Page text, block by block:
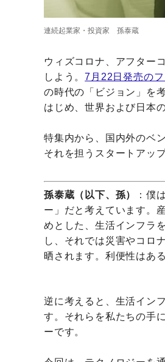
連続起業家・投資家 孫泰蔵
ウィズコロナ、アフター
しよう。7月22日発売の
の時代の「ビジョン」を
はじめ、世界および日本
特集内から、国内外のベ
それを担うスタートアッ
孫泰蔵（以下、孫）
：僕
ー」だと考えています。
めとした、生活インフラ
し、それでは災害やコロ
晒されます。利便性はあ
逆に考えると、生活イン
す。それらを私たちの手
ーです。